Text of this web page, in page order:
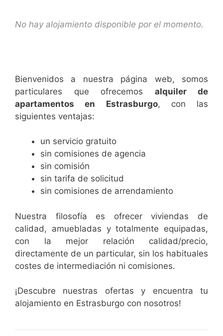
No hay alojamiento disponible por el momento.
Bienvenidos a nuestra página web, somos
particulares que ofrecemos alquiler de
apartamentos en Estrasburgo, con las
siguientes ventajas:
un servicio gratuito
sin comisiones de agencia
sin comisión
sin tarifa de solicitud
sin comisiones de arrendamiento
Nuestra filosofía es ofrecer viviendas de
calidad, amuebladas y totalmente equipadas,
con la mejor relación calidad/precio,
directamente de un particular, sin los habituales
costes de intermediación ni comisiones.
¡Descubre nuestras ofertas y encuentra tu
alojamiento en Estrasburgo con nosotros!